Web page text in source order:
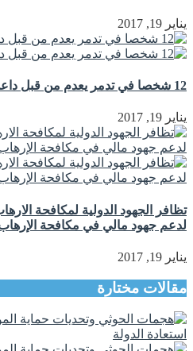
يناير 19, 2017
12 شخصا في تدمر يعدم من قبل داعش
يناير 19, 2017
تظافر الجهود الدولية لمكافحة
لدعم جهود مالي في مكافحة
يناير 19, 2017
مقالات مختارة